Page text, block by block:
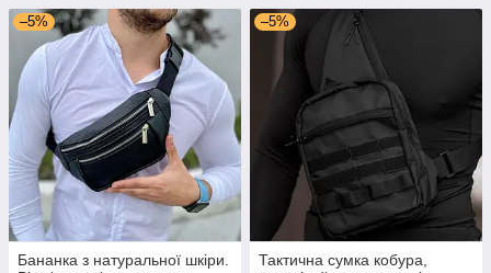
–5%
Бананка з натуральної шкіри.
–5%
Тактична сумка кобура,